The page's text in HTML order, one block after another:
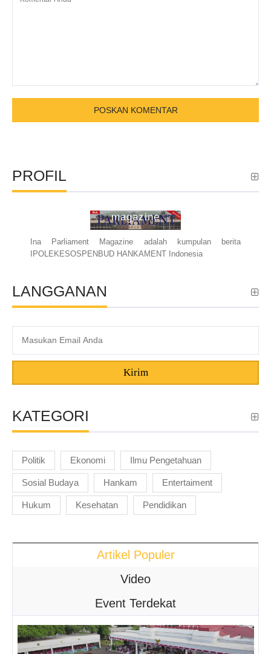
PROFIL
magazine
Ina Parliament Magazine adalah kumpulan berita
IPOLEKESOSPENBUD HANKAMENT Indonesia
LANGGANAN
Kirim
KATEGORI
Politik Ekonomi Ilmu Pengetahuan
Sosial Budaya Hankam Entertaiment
Hukum Kesehatan Pendidikan
Artikel Populer
Video
Event Terdekat